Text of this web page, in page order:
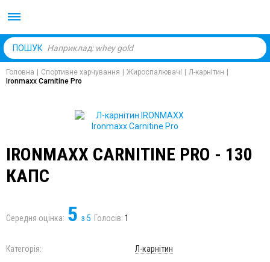
ПОШУК
Головна Спортивне харчування Жироспалювачі Л-карнітин
Ironmaxx Carnitine Pro
IRONMAXX CARNITINE PRO - 130
КАПС
Середня оцінка: 5 з 5 Голосів: 1
Категорія:
Л-карнітин